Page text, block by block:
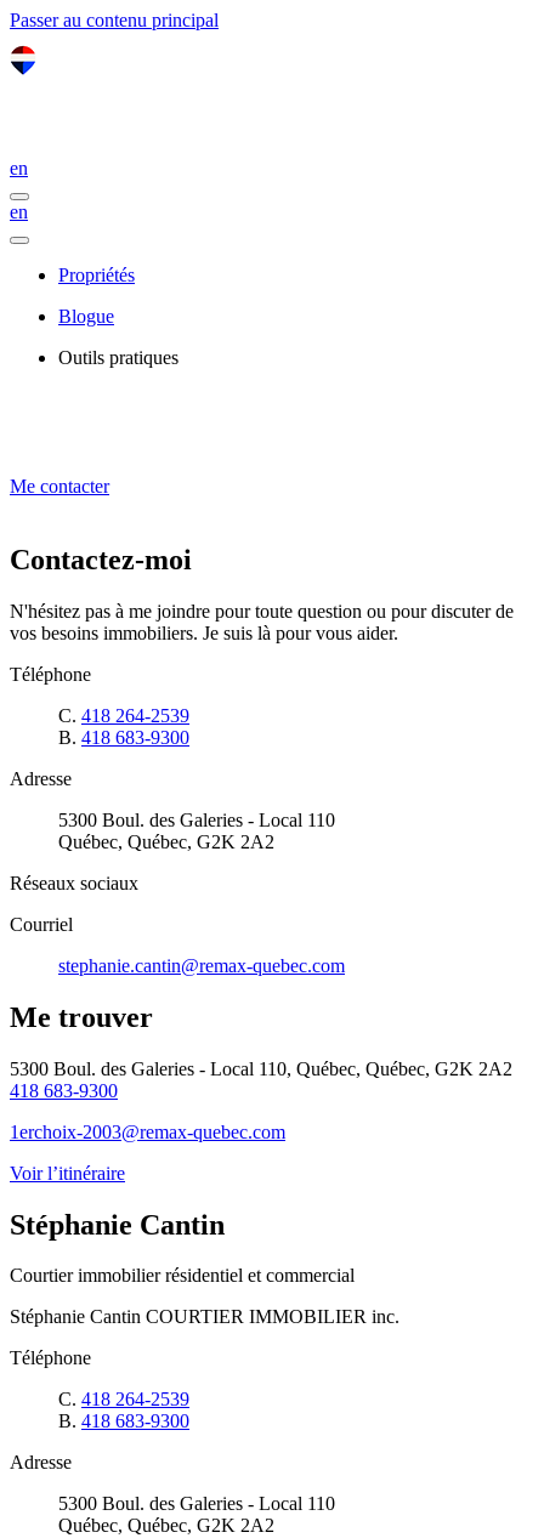
Passer au contenu principal
en
en
Propriétés
Blogue
Outils pratiques
Me contacter
Contactez-moi
N'hésitez pas à me joindre pour toute question ou pour discuter de
vos besoins immobiliers. Je suis là pour vous aider.
Téléphone
C. 418 264-2539
B. 418 683-9300
Adresse
5300 Boul. des Galeries - Local 110
Québec, Québec, G2K 2A2
Réseaux sociaux
Courriel
stephanie.cantin@remax-quebec.com
Me trouver
5300 Boul. des Galeries - Local 110, Québec, Québec, G2K 2A2
418 683-9300
1erchoix-2003@remax-quebec.com
Voir l’itinéraire
Stéphanie Cantin
Courtier immobilier résidentiel et commercial
Stéphanie Cantin COURTIER IMMOBILIER inc.
Téléphone
C. 418 264-2539
B. 418 683-9300
Adresse
5300 Boul. des Galeries - Local 110
Québec, Québec, G2K 2A2